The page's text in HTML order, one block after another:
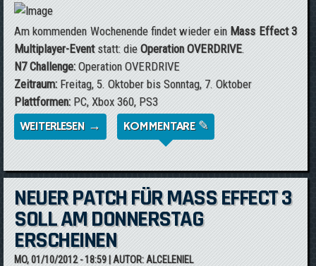
Am kommenden Wochenende findet wieder einMass Effect 3
Multiplayer-Eventstatt: dieOperation OVERDRIVE.
N7 Challenge:Operation OVERDRIVE
Zeitraum:Freitag, 5. Oktober bis Sonntag, 7. Oktober
Plattformen:PC, Xbox 360, PS3
WEITERLESEN → ÜBER MASS EFFECT 3 MULTIPLAYER-EVENT
- OPERATION: OVERDRIVE
KOMMENTARE ✎
NEUER PATCH FÜR MASS EFFECT 3
SOLL AM DONNERSTAG
ERSCHEINEN
MO, 01/10/2012 - 18:59| AUTOR:ALCELENIEL